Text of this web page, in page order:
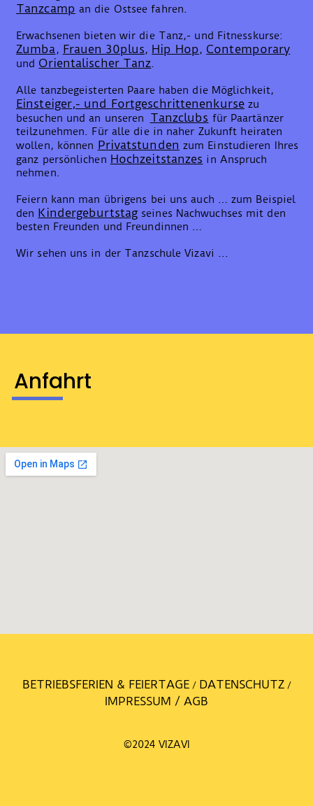
Tanzcamp an die Ostsee fahren.
Erwachsenen bieten wir die Tanz,- und Fitnesskurse:
Zumba, Frauen 30plus, Hip Hop, Contemporary
und Orientalischer Tanz.
Alle tanzbegeisterten Paare haben die Möglichkeit,
Einsteiger,- und Fortgeschrittenenkursezu
besuchen und an unseren Tanzclubs für Paartänzer
teilzunehmen. Für alle die in naher Zukunft heiraten
wollen, können Privatstunden zum Einstudieren Ihres
ganz persönlichen Hochzeitstanzes in Anspruch
nehmen.
Feiern kann man übrigens bei uns auch … zum Beispiel
den Kindergeburtstagseines Nachwuchses mit den
besten Freunden und Freundinnen …
Wir sehen uns in der Tanzschule Vizavi ...
Anfahrt
BETRIEBSFERIEN & FEIERTAGE/ DATENSCHUTZ/
IMPRESSUM / AGB
©2024 VIZAVI